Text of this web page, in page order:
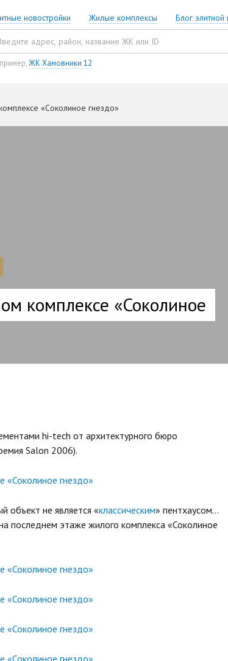
новостройки Жилые комплексы Блог
ЖК Хамовники 12
«Соколиное гнездо»
комплексе «Соколиное
hi-tech от архитектурного бюро
Salon 2006).
объект не является «классическим» пентхаусом…
последнем этаже жилого комплекса «Соколиное